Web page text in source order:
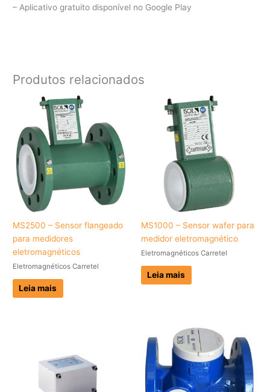
– Aplicativo gratuito disponível no Google Play
Produtos relacionados
MS2500 – Sensor flangeado
para medidores
eletromagnéticos
Eletromagnéticos Carretel
Leia mais
MS1000 – Sensor wafer para
medidor eletromagnético
Eletromagnéticos Carretel
Leia mais